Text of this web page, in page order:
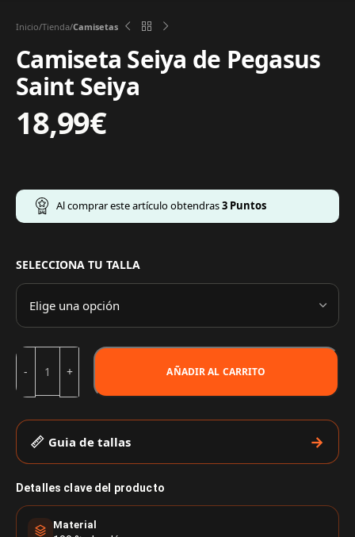
Inicio Tienda Camisetas
Camiseta Seiya de Pegasus
Saint Seiya
18,99€
Al comprar este artículo obtendras3 Puntos
SELECCIONA TU TALLA
AÑADIR AL CARRITO
Guia de tallas
Detalles clave del producto
Material